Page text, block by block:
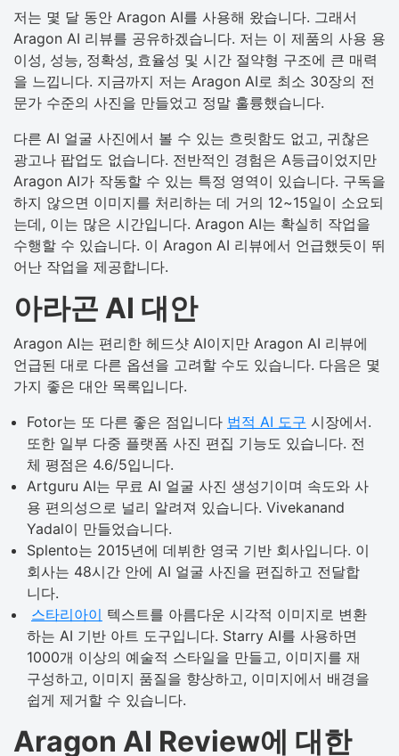
저는 몇 달 동안 Aragon AI를 사용해 왔습니다. 그래서
Aragon AI 리뷰를 공유하겠습니다. 저는 이 제품의 사용 용
이성, 성능, 정확성, 효율성 및 시간 절약형 구조에 큰 매력
을 느낍니다. 지금까지 저는 Aragon AI로 최소 30장의 전
문가 수준의 사진을 만들었고 정말 훌륭했습니다.
다른 AI 얼굴 사진에서 볼 수 있는 흐릿함도 없고, 귀찮은
광고나 팝업도 없습니다. 전반적인 경험은 A등급이었지만
Aragon AI가 작동할 수 있는 특정 영역이 있습니다. 구독을
하지 않으면 이미지를 처리하는 데 거의 12~15일이 소요되
는데, 이는 많은 시간입니다. Aragon AI는 확실히 작업을
수행할 수 있습니다. 이 Aragon AI 리뷰에서 언급했듯이 뛰
어난 작업을 제공합니다.
아라곤 AI 대안
Aragon AI는 편리한 헤드샷 AI이지만 Aragon AI 리뷰에
언급된 대로 다른 옵션을 고려할 수도 있습니다. 다음은 몇
가지 좋은 대안 목록입니다.
Fotor는 또 다른 좋은 점입니다 법적 AI 도구 시장에서.
또한 일부 다중 플랫폼 사진 편집 기능도 있습니다. 전
체 평점은 4.6/5입니다.
Artguru AI는 무료 AI 얼굴 사진 생성기이며 속도와 사
용 편의성으로 널리 알려져 있습니다. Vivekanand
Yadal이 만들었습니다.
Splento는 2015년에 데뷔한 영국 기반 회사입니다. 이
회사는 48시간 안에 AI 얼굴 사진을 편집하고 전달합
니다.
스타리아이 텍스트를 아름다운 시각적 이미지로 변환
하는 AI 기반 아트 도구입니다. Starry AI를 사용하면
1000개 이상의 예술적 스타일을 만들고, 이미지를 재
구성하고, 이미지 품질을 향상하고, 이미지에서 배경을
쉽게 제거할 수 있습니다.
Aragon AI Review에 대한